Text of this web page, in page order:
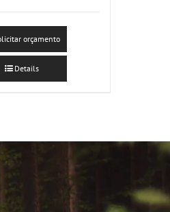
orçamento
Details